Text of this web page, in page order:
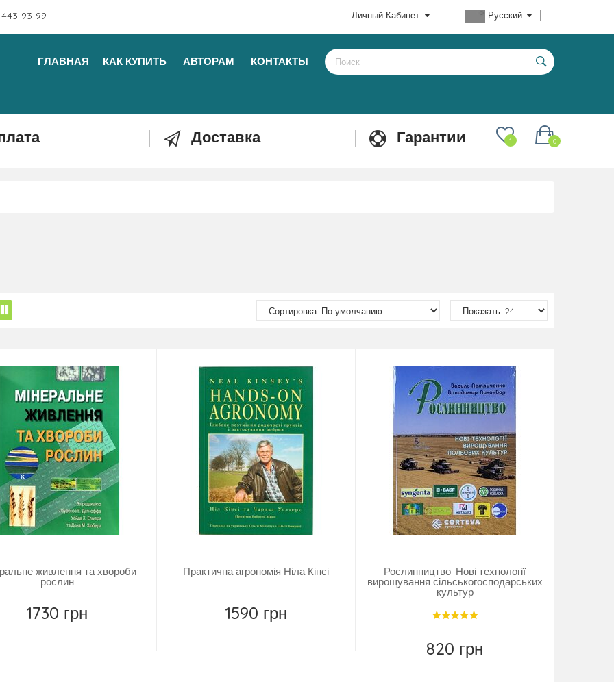
93-99 Русский
Личный Кабинет
ГЛАВНАЯ КАК КУПИТЬ АВТОРАМ КОНТАКТЫ
Доставка Гарантии 0
1
живлення та хвороби
рослин
1730 грн
Практична агрономія Ніла Кінсі
1590 грн
Рослинництво. Нові технології
вирощування сільськогосподарських
культур
820 грн